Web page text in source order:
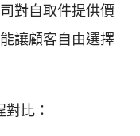
對自取件提供價
讓顧客自由選擇
比：